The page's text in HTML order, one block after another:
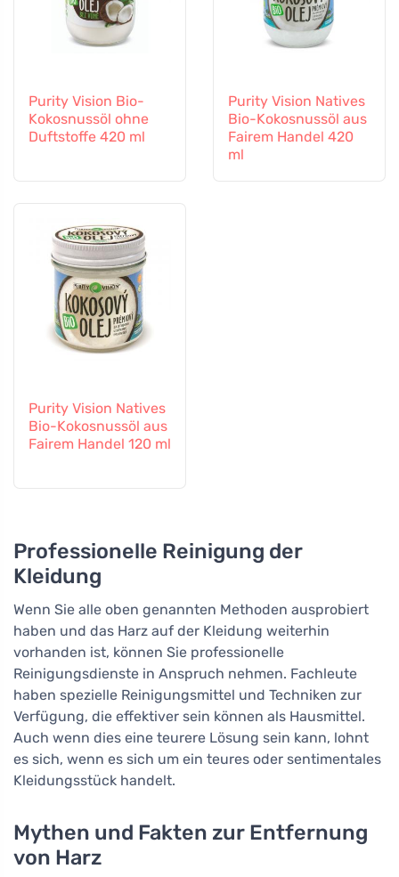
Purity Vision Bio-
Kokosnussöl ohne
Duftstoffe 420 ml
Purity Vision Natives
Bio-Kokosnussöl aus
Fairem Handel 420
ml
Purity Vision Natives
Bio-Kokosnussöl aus
Fairem Handel 120 ml
Professionelle Reinigung der
Kleidung
Wenn Sie alle oben genannten Methoden ausprobiert
haben und das Harz auf der Kleidung weiterhin
vorhanden ist, können Sie professionelle
Reinigungsdienste in Anspruch nehmen. Fachleute
haben spezielle Reinigungsmittel und Techniken zur
Verfügung, die effektiver sein können als Hausmittel.
Auch wenn dies eine teurere Lösung sein kann, lohnt
es sich, wenn es sich um ein teures oder sentimentales
Kleidungsstück handelt.
Mythen und Fakten zur Entfernung
von Harz